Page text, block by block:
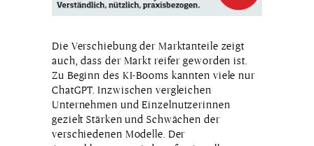
Die Verschiebung der Marktanteile zeigt
auch, dass der Markt reifer geworden ist.
Zu Beginn des KI-Booms kannten viele nur
ChatGPT. Inzwischen vergleichen
Unternehmen und Einzelnutzerinnen
gezielt Stärken und Schwächen der
verschiedenen Modelle. Der